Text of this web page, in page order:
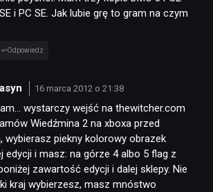
TECHNOLOGIE
DYSKUSJE
JUŻ GRALIŚMY
i PC SE. Jak lubie grę to gram na czym
Odpowiedz
16 marca 2012 o 21:38
wystarczy wejść na thewitcher.com
Wiedźmina 2 na xboxa przed
wybierasz piekny kolorowy obrazek
edycji i masz: na górze 4 albo 5 flag z
zawartość edycji i dalej sklepy. Nie
kraj wybierzesz, masz mnóstwo